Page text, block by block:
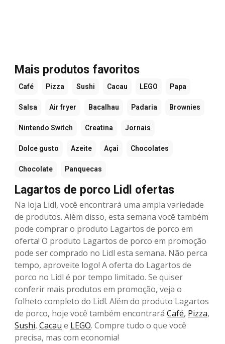
Mais produtos favoritos
Café Pizza Sushi Cacau LEGO Papa
Salsa Air fryer Bacalhau Padaria Brownies
Nintendo Switch Creatina Jornais
Dolce gusto Azeite Açai Chocolates
Chocolate Panquecas
Lagartos de porco Lidl ofertas
Na loja Lidl, você encontrará uma ampla variedade
de produtos. Além disso, esta semana você também
pode comprar o produto Lagartos de porco em
oferta! O produto Lagartos de porco em promoção
pode ser comprado no Lidl esta semana. Não perca
tempo, aproveite logo! A oferta do Lagartos de
porco no Lidl é por tempo limitado. Se quiser
conferir mais produtos em promoção, veja o
folheto completo do Lidl. Além do produto Lagartos
de porco, hoje você também encontrará Café, Pizza,
Sushi, Cacau e LEGO. Compre tudo o que você
precisa, mas com economia!